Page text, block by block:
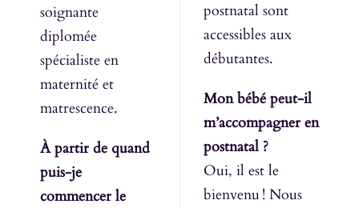
soignante
diplomée
spécialiste en
maternité et
matrescence.
À partir de quand
puis-je
commencer le
postnatal sont
accessibles aux
débutantes.
Mon bébé peut-il
m’accompagner en
postnatal ?
Oui, il est le
bienvenu ! Nous